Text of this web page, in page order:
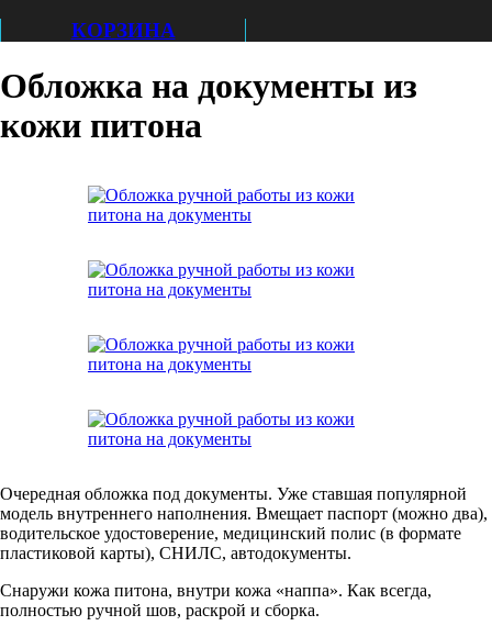
КОРЗИНА
Обложка на документы из
кожи питона
Очередная обложка под документы. Уже ставшая популярной
модель внутреннего наполнения. Вмещает паспорт (можно два),
водительское удостоверение, медицинский полис (в формате
пластиковой карты), СНИЛС, автодокументы.
Снаружи кожа питона, внутри кожа «наппа». Как всегда,
полностью ручной шов, раскрой и сборка.